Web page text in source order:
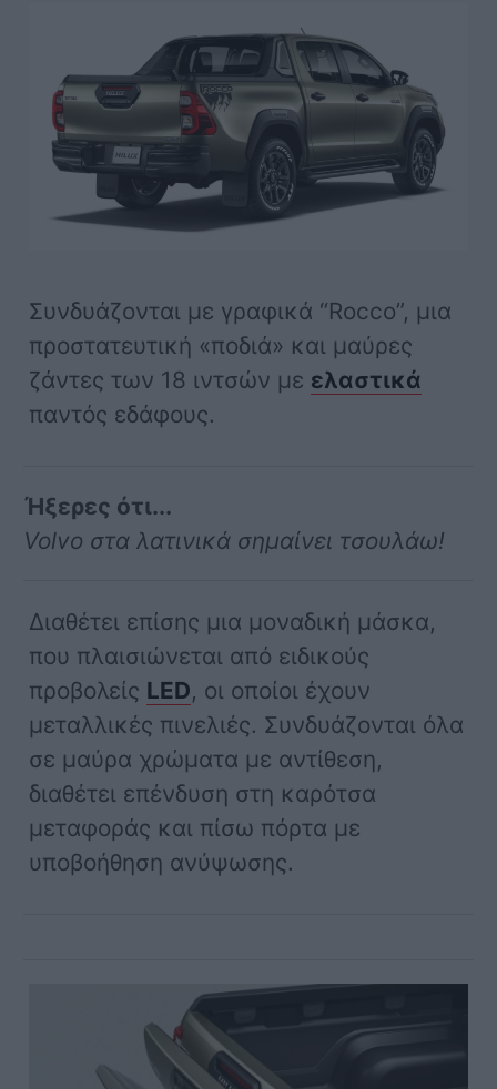
Συνδυάζονται με γραφικά “Rocco”, μια
προστατευτική «ποδιά» και μαύρες
ζάντες των 18 ιντσών με ελαστικά
παντός εδάφους.
Ήξερες ότι...
Volvo στα λατινικά σημαίνει τσουλάω!
Διαθέτει επίσης μια μοναδική μάσκα,
που πλαισιώνεται από ειδικούς
προβολείς LED, οι οποίοι έχουν
μεταλλικές πινελιές. Συνδυάζονται όλα
σε μαύρα χρώματα με αντίθεση,
διαθέτει επένδυση στη καρότσα
μεταφοράς και πίσω πόρτα με
υποβοήθηση ανύψωσης.